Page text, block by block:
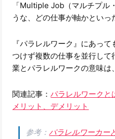
「Multiple Job（マルチプル
うな、どの仕事が軸かといっ
『パラレルワーク』にあっ
つけず複数の仕事を並行し
業とパラレルワークの意味は
関連記事：パラレルワークと
メリット、デメリット
参考：パラレルワーカー